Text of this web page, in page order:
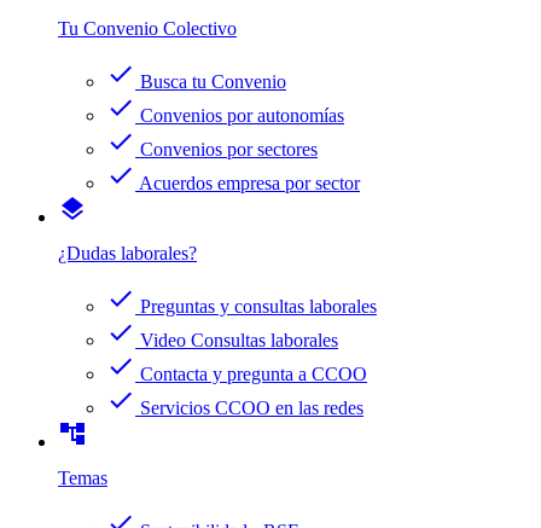
Tu Convenio Colectivo
check Busca tu Convenio
check Convenios por autonomías
check Convenios por sectores
check Acuerdos empresa por sector
layers
¿Dudas laborales?
check Preguntas y consultas laborales
check Video Consultas laborales
check Contacta y pregunta a CCOO
check Servicios CCOO en las redes
account_tree
Temas